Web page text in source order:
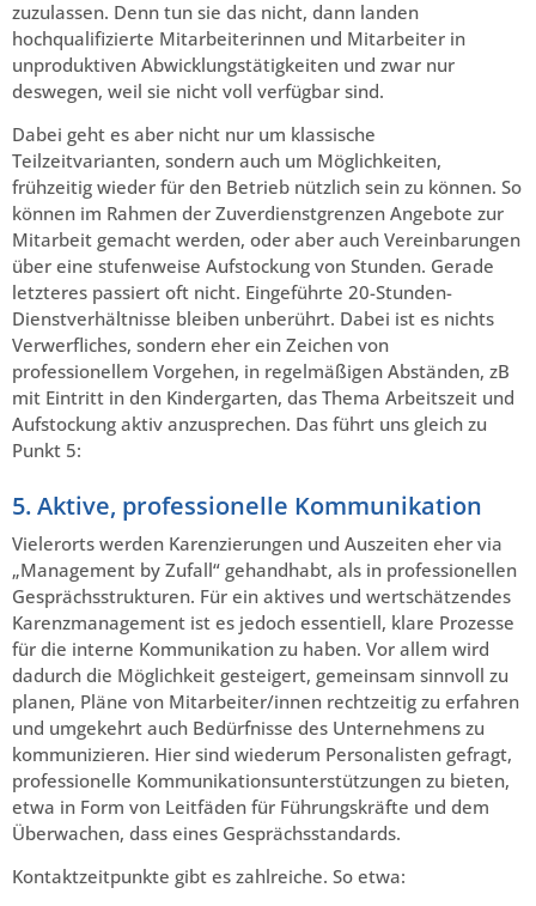
zuzulassen. Denn tun sie das nicht, dann landen
hochqualifizierte Mitarbeiterinnen und Mitarbeiter in
unproduktiven Abwicklungstätigkeiten und zwar nur
deswegen, weil sie nicht voll verfügbar sind.
Dabei geht es aber nicht nur um klassische
Teilzeitvarianten, sondern auch um Möglichkeiten,
frühzeitig wieder für den Betrieb nützlich sein zu können. So
können im Rahmen der Zuverdienstgrenzen Angebote zur
Mitarbeit gemacht werden, oder aber auch Vereinbarungen
über eine stufenweise Aufstockung von Stunden. Gerade
letzteres passiert oft nicht. Eingeführte 20-Stunden-
Dienstverhältnisse bleiben unberührt. Dabei ist es nichts
Verwerfliches, sondern eher ein Zeichen von
professionellem Vorgehen, in regelmäßigen Abständen, zB
mit Eintritt in den Kindergarten, das Thema Arbeitszeit und
Aufstockung aktiv anzusprechen. Das führt uns gleich zu
Punkt 5:
5. Aktive, professionelle Kommunikation
Vielerorts werden Karenzierungen und Auszeiten eher via
„Management by Zufall“ gehandhabt, als in professionellen
Gesprächsstrukturen. Für ein aktives und wertschätzendes
Karenzmanagement ist es jedoch essentiell, klare Prozesse
für die interne Kommunikation zu haben. Vor allem wird
dadurch die Möglichkeit gesteigert, gemeinsam sinnvoll zu
planen, Pläne von Mitarbeiter/innen rechtzeitig zu erfahren
und umgekehrt auch Bedürfnisse des Unternehmens zu
kommunizieren. Hier sind wiederum Personalisten gefragt,
professionelle Kommunikationsunterstützungen zu bieten,
etwa in Form von Leitfäden für Führungskräfte und dem
Überwachen, dass eines Gesprächsstandards.
Kontaktzeitpunkte gibt es zahlreiche. So etwa: